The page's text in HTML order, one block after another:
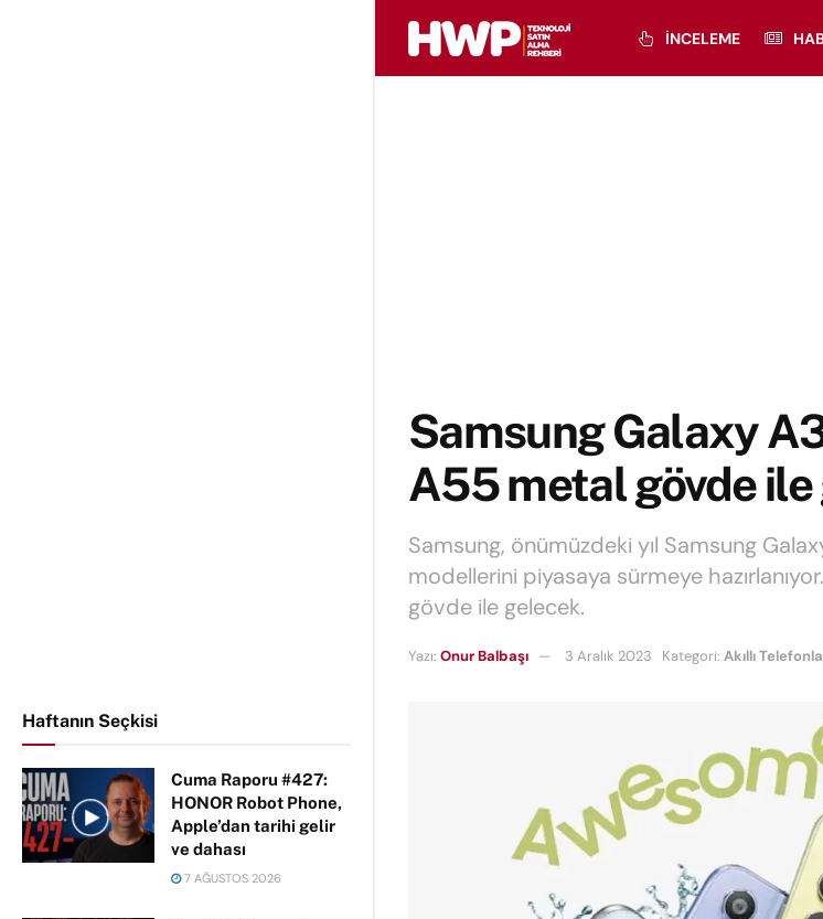
Haftanın Seçkisi
Cuma Raporu #427:
HONOR Robot Phone,
Apple’dan tarihi gelir
ve dahası
7 AĞUSTOS 2026
İNCELEME
Samsung Galaxy
A55 metal gövde
Samsung, önümüzdeki yıl Samsung
modellerini piyasaya sürmeye
gövde ile gelecek.
Yazı: Onur Balbaşı 3 Aralık 2023 Kategori: Akıllı